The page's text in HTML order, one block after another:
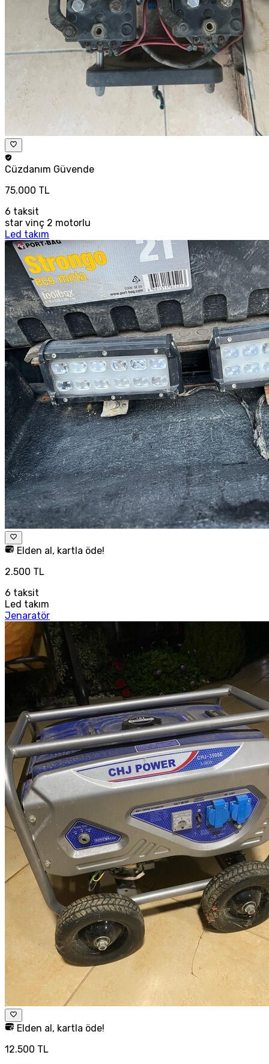
Cüzdanım Güvende
75.000 TL
6 taksit
star vinç 2 motorlu
Led takım
Elden al, kartla öde!
2.500 TL
6 taksit
Led takım
Jenaratör
Elden al, kartla öde!
12.500 TL